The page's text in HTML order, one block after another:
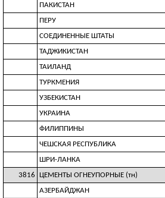
ПАКИСТАН
ПЕРУ
СОЕДИНЕННЫЕ ШТАТЫ
ТАДЖИКИСТАН
ТАИЛАНД
ТУРКМЕНИЯ
УЗБЕКИСТАН
УКРАИНА
ФИЛИППИНЫ
ЧЕШСКАЯ РЕСПУБЛИКА
ШРИ-ЛАНКА
3816
ЦЕМЕНТЫ ОГНЕУПОРНЫЕ (тн)
АЗЕРБАЙДЖАН